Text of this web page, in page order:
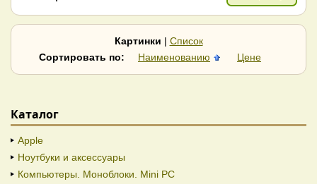
Картинки | Список
Сортировать по:
Наименованию Цене
Каталог
Apple
Ноутбуки и аксессуары
Компьютеры. Моноблоки. Mini PC